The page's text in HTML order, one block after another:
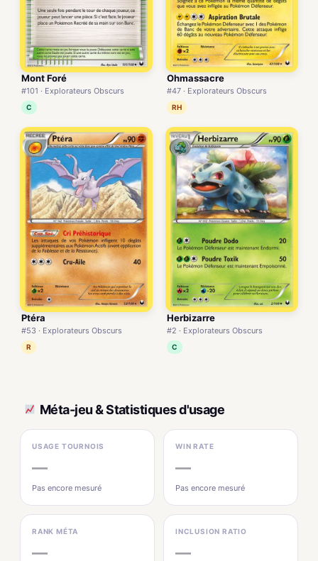
Mont Foré
#101 · Explorateurs Obscurs
C
Ohmassacre
#47 · Explorateurs Obscurs
RH
Ptéra
#53 · Explorateurs Obscurs
R
Herbizarre
#2 · Explorateurs Obscurs
C
Méta-jeu & Statistiques d'usage
USAGE TOURNOIS
—
Pas encore mesuré
WIN RATE
—
Pas encore mesuré
RANK MÉTA
—
INCLUSION RATIO
—